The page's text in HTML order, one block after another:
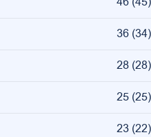
36 (34)
28 (28)
25 (25)
23 (22)